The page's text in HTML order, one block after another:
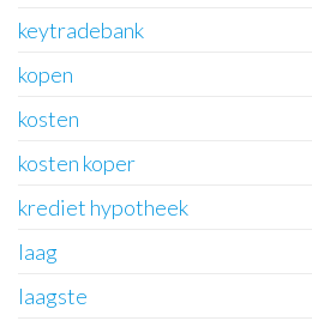
keytradebank
kopen
kosten
kosten koper
krediet hypotheek
laag
laagste